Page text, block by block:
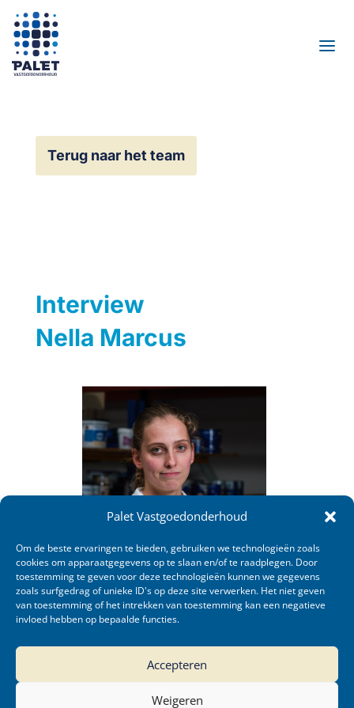
Palet Vastgoedonderhoud
Om de beste ervaringen te bieden, gebruiken we technologieën zoals
cookies om apparaatgegevens op te slaan en/of te raadplegen. Door
toestemming te geven voor deze technologieën kunnen we gegevens
zoals surfgedrag of unieke ID's op deze site verwerken. Het niet geven
van toestemming of het intrekken van toestemming kan een negatieve
invloed hebben op bepaalde functies.
Accepteren
Weigeren
Terug naar het team
Interview
Nella Marcus